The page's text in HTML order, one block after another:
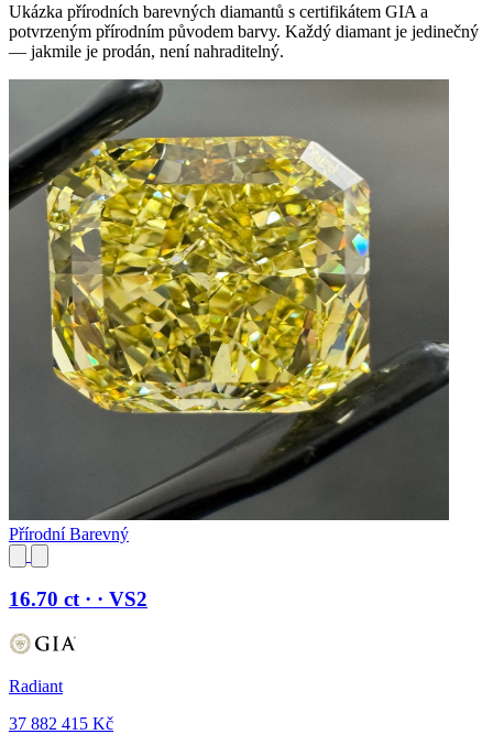
Ukázka přírodních barevných diamantů s certifikátem GIA a
potvrzeným přírodním původem barvy. Každý diamant je jedinečný
— jakmile je prodán, není nahraditelný.
Přírodní Barevný
16.70 ct · · VS2
Radiant
37 882 415 Kč